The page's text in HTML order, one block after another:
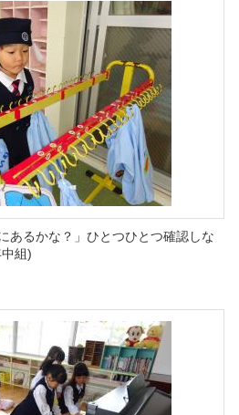
あるかな？」ひとつひとつ確認しな
組)